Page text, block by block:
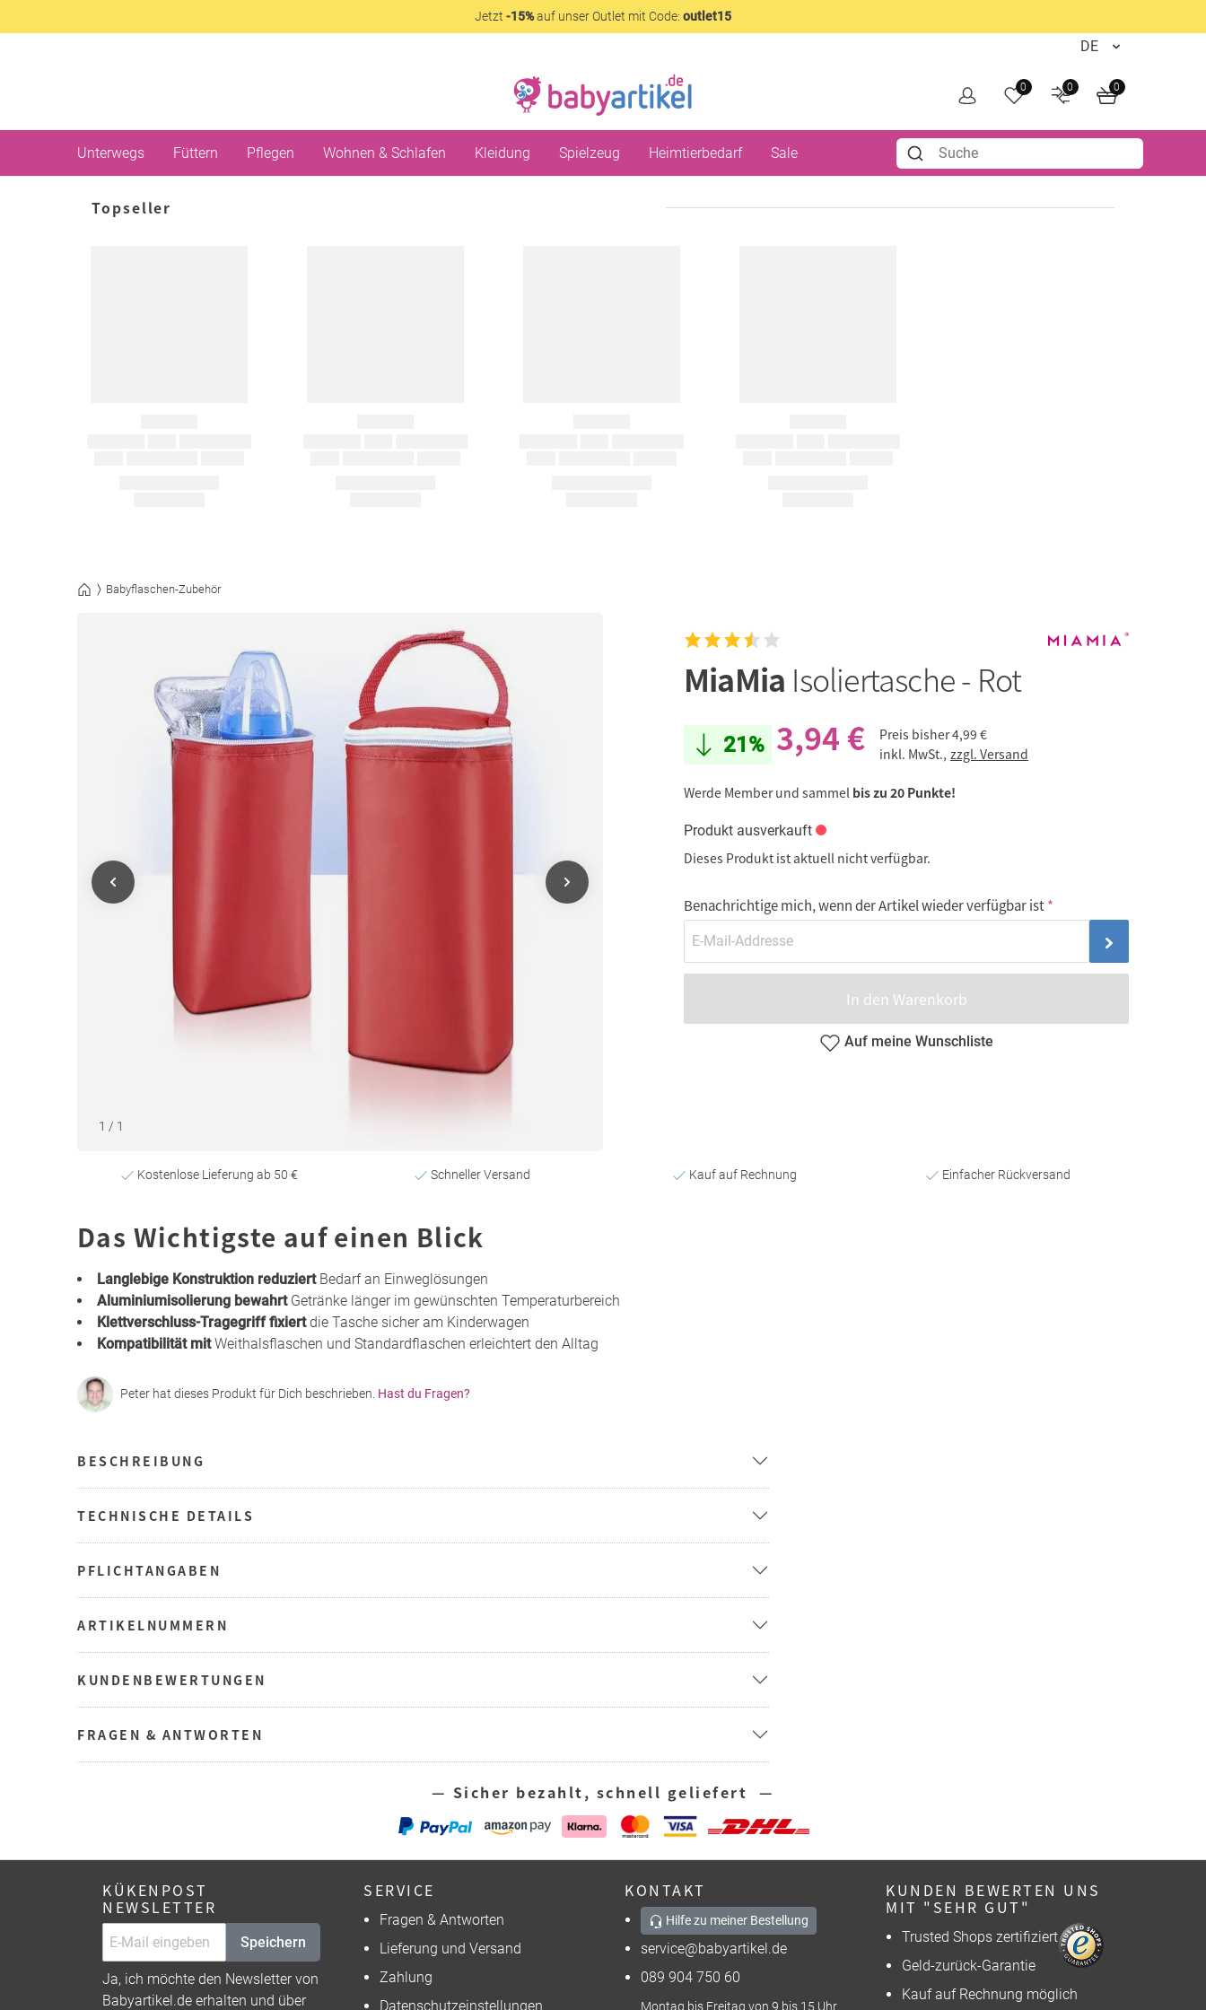
Jetzt -15%auf unser Outlet mit Code: outlet15
0 0 0
Unterwegs Füttern Pflegen Wohnen & Schlafen Kleidung Spielzeug Heimtierbedarf Sale
Topseller
Babyflaschen-Zubehör
1 / 1
MiaMia Isoliertasche - Rot
21% 3,94 € Preis bisher4,99 €
inkl. MwSt., zzgl. Versand
Werde Member und sammel bis zu 20 Punkte!
Produkt ausverkauft
Dieses Produkt ist aktuell nicht verfügbar.
Benachrichtige mich, wenn der Artikel wieder verfügbar ist
In den Warenkorb
Auf meine Wunschliste
Kostenlose Lieferung ab 50 € Schneller Versand Kauf auf Rechnung Einfacher Rückversand
Das Wichtigste auf einen Blick
Langlebige Konstruktion reduziertBedarf an Einweglösungen
Aluminiumisolierung bewahrtGetränke länger im gewünschten Temperaturbereich
Klettverschluss-Tragegriff fixiertdie Tasche sicher am Kinderwagen
Kompatibilität mitWeithalsflaschen und Standardflaschen erleichtert den Alltag
Peter hat dieses Produkt für Dich beschrieben. Hast du Fragen?
BESCHREIBUNG
TECHNISCHE DETAILS
PFLICHTANGABEN
ARTIKELNUMMERN
KUNDENBEWERTUNGEN
FRAGEN & ANTWORTEN
— Sicher bezahlt, schnell geliefert —
KÜKENPOST
NEWSLETTER
Speichern
Ja, ich möchte den Newsletter von
Babyartikel.de erhalten und über
SERVICE
Fragen & Antworten
Lieferung und Versand
Zahlung
Datenschutzeinstellungen
KONTAKT
Hilfe zu meiner Bestellung
service@babyartikel.de
089 904 750 60
Montag bis Freitag von 9 bis 15 Uhr
KUNDEN BEWERTEN UNS
MIT "SEHR GUT"
Trusted Shops zertifiziert
Geld-zurück-Garantie
Kauf auf Rechnung möglich